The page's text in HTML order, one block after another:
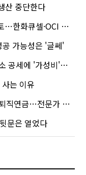
산 중단한다
큐셀·OCI 영향은?
가능성은 '글쎄'
에 '가성비'로 맞불
는 이유
금…전문가 조언은
문은 열었다